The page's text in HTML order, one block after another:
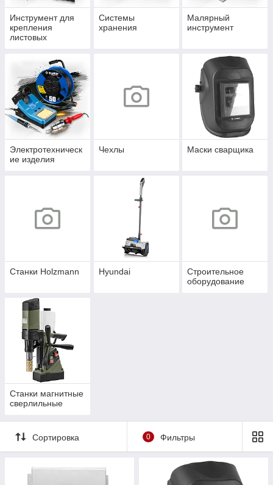
Инструмент для
крепления
листовых
Системы
хранения
Малярный
инструмент
Электротехническ
ие изделия
Чехлы Маски сварщика
Станки Holzmann Hyundai
Строительное
оборудование
Станки магнитные
сверлильные
Сортировка 0 Фильтры